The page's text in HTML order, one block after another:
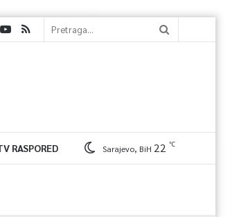
RASPORED Sarajevo, BiH 22 ℃